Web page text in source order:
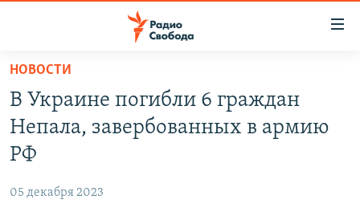
упрощенного
доступа
Вернуться
основному
Вернутся
ПОДКАСТЫ
АВТОРСКИЕ ПРОЕКТЫ
МНЕНИЯ
НОВОСТИ
В Украине погибли 6 граждан
Непала, завербованных в армию
РФ
05 декабря 2023